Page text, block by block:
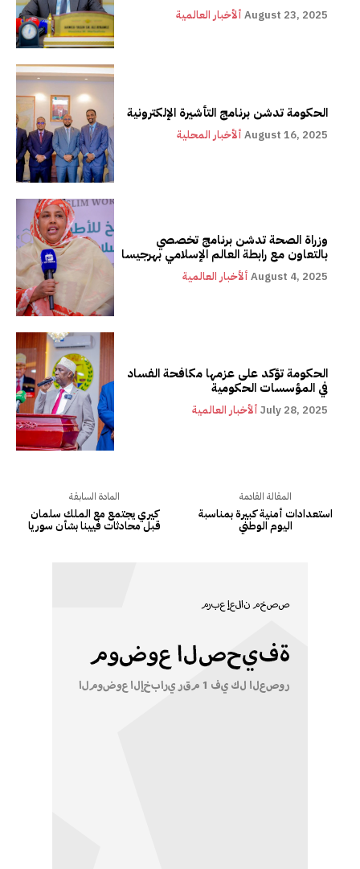
ألأخبار العالمية August 23, 2025
الحكومة تدشن برنامج التأشيرة الإلكترونية
ألأخبار المحلية August 16, 2025
وزراة الصحة تدشن برنامج تخصصي
بالتعاون مع رابطة العالم الإسلامي بهرجيسا
ألأخبار العالمية August 4, 2025
الحكومة تؤكد على عزمها مكافحة الفساد
في المؤسسات الحكومية
ألأخبار العالمية July 28, 2025
المادة السابقة
كيري يجتمع مع الملك سلمان
قبل محادثات فيينا بشأن سوريا
المقالة القادمة
استعدادات أمنية كبيرة بمناسبة
اليوم الوطني